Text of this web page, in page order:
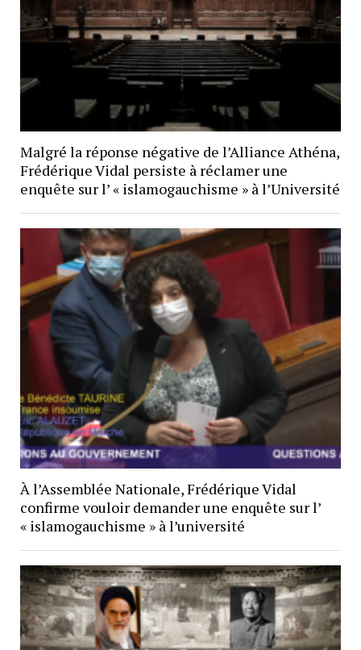
Malgré la réponse négative de l’Alliance Athéna,
Frédérique Vidal persiste à réclamer une
enquête sur l’ « islamogauchisme » à l’Université
À l’Assemblée Nationale, Frédérique Vidal
confirme vouloir demander une enquête sur l’
« islamogauchisme » à l’université